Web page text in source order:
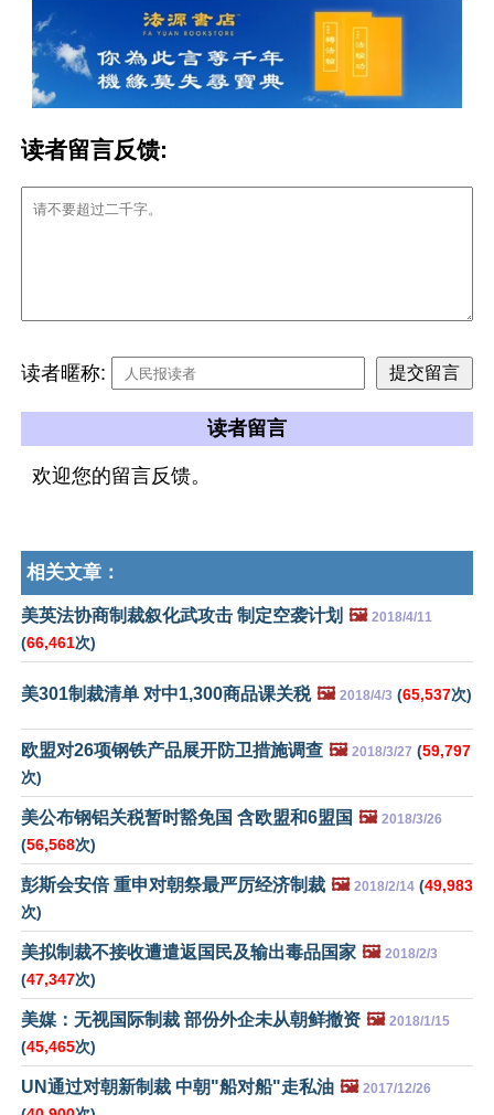
读者留言反馈:
读者暱称:
读者留言
欢迎您的留言反馈。
相关文章：
美英法协商制裁叙化武攻击 制定空袭计划 🖼️ 2018/4/11
(66,461次)
美301制裁清单 对中1,300商品课关税 🖼️ 2018/4/3 (65,537次)
欧盟对26项钢铁产品展开防卫措施调查 🖼️ 2018/3/27 (59,797
次)
美公布钢铝关税暂时豁免国 含欧盟和6盟国 🖼️ 2018/3/26
(56,568次)
彭斯会安倍 重申对朝祭最严厉经济制裁 🖼️ 2018/2/14 (49,983
次)
美拟制裁不接收遭遣返国民及输出毒品国家 🖼️ 2018/2/3
(47,347次)
美媒：无视国际制裁 部份外企未从朝鲜撤资 🖼️ 2018/1/15
(45,465次)
UN通过对朝新制裁 中朝"船对船"走私油 🖼️ 2017/12/26